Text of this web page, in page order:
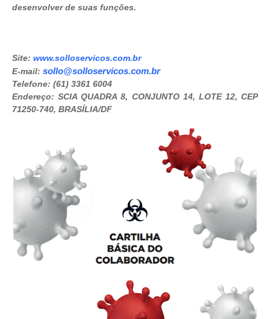
desenvolver de suas funções.
Site: www.solloservicos.com.br
E-mail: sollo@solloservicos.com.br
Telefone: (61) 3361 6004
Endereço: SCIA QUADRA 8, CONJUNTO 14, LOTE 12, CEP
71250-740, BRASÍLIA/DF